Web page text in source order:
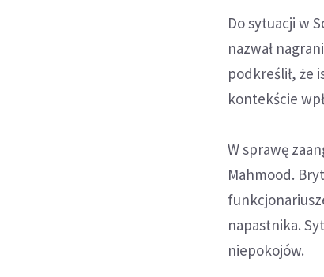
Do sytuacji w
nazwał
podkreślił, że
kontekście
W sprawę
Mahmood.
napastnika.
niepokojów.